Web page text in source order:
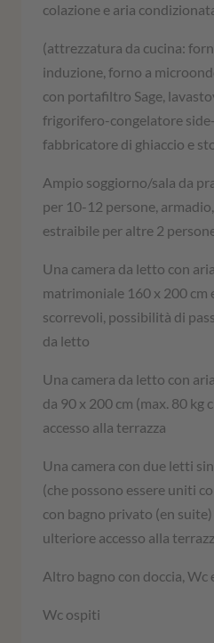
colazione e aria
(attrezzatura da cucina:
induzione, forno a
con portafiltro Sage,
frigorifero-congelatore
fabbricatore di ghiaccio e
Ampio soggiorno/sala da
per 10-12 persone,
estraibile per altre 2
Una camera da letto con
matrimoniale 160 x 200 cm
scorrevoli, possibilità di
da letto
Una camera da letto con
da 90 x 200 cm (max. 80 kg
accesso alla terrazza
Una camera con due letti
(che possono essere uniti
con bagno privato (en suite)
ulteriore accesso alla
Altro bagno con doccia, Wc
Wc ospiti